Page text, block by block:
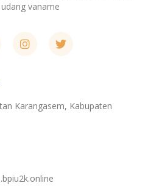
vaname
Karangasem, Kabupaten